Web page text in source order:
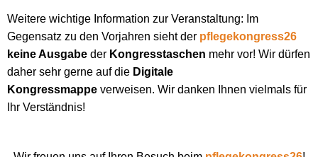
Weitere wichtige Information zur Veranstaltung: Im
Gegensatz zu den Vorjahren sieht der pflegekongress26
keine Ausgabe der Kongresstaschen mehr vor! Wir dürfen
daher sehr gerne auf die Digitale
Kongressmappe verweisen. Wir danken Ihnen vielmals für
Ihr Verständnis!